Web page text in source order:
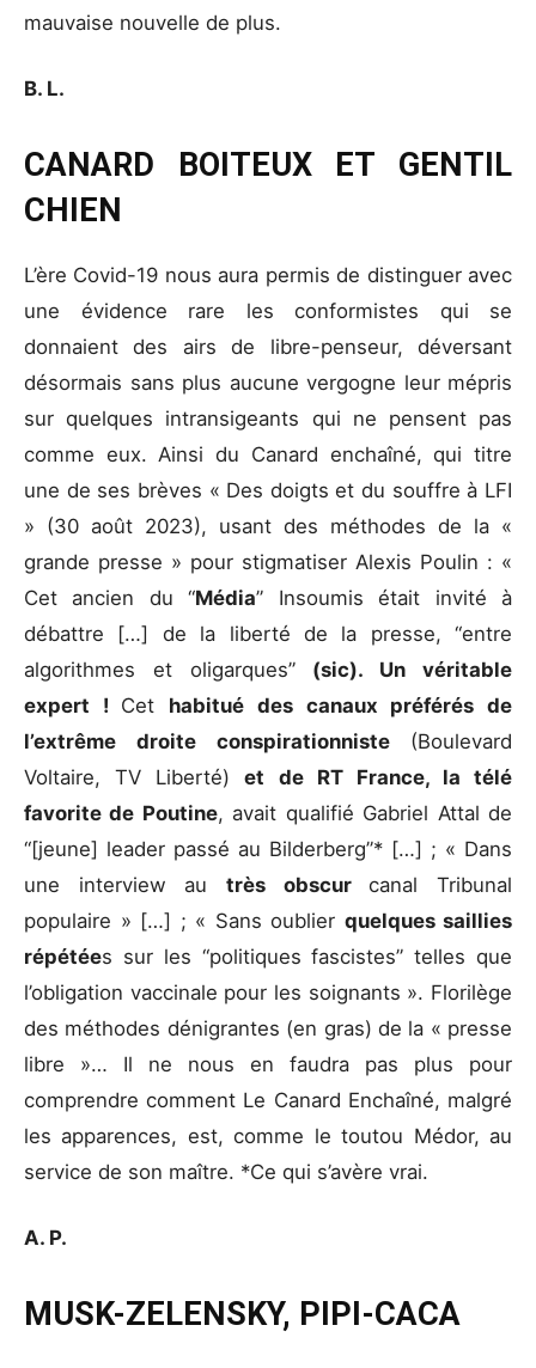
mauvaise nouvelle de plus.
B. L.
CANARD BOITEUX ET GENTIL
CHIEN
L’ère Covid-19 nous aura permis de distinguer avec
une évidence rare les conformistes qui se
donnaient des airs de libre-penseur, déversant
désormais sans plus aucune vergogne leur mépris
sur quelques intransigeants qui ne pensent pas
comme eux. Ainsi du Canard enchaîné, qui titre
une de ses brèves « Des doigts et du souffre à LFI
» (30 août 2023), usant des méthodes de la «
grande presse » pour stigmatiser Alexis Poulin : «
Cet ancien du “Média” Insoumis était invité à
débattre […] de la liberté de la presse, “entre
algorithmes et oligarques” (sic). Un véritable
expert ! Cet habitué des canaux préférés de
l’extrême droite conspirationniste (Boulevard
Voltaire, TV Liberté)et de RT France, la télé
favorite de Poutine, avait qualifié Gabriel Attal de
“[jeune] leader passé au Bilderberg”* […] ; « Dans
une interview au très obscurcanal Tribunal
populaire » […] ; « Sans oublier quelques saillies
répétées sur les “politiques fascistes” telles que
l’obligation vaccinale pour les soignants ». Florilège
des méthodes dénigrantes (en gras) de la « presse
libre »… Il ne nous en faudra pas plus pour
comprendre comment Le Canard Enchaîné, malgré
les apparences, est, comme le toutou Médor, au
service de son maître. *Ce qui s’avère vrai.
A. P.
MUSK-ZELENSKY, PIPI-CACA